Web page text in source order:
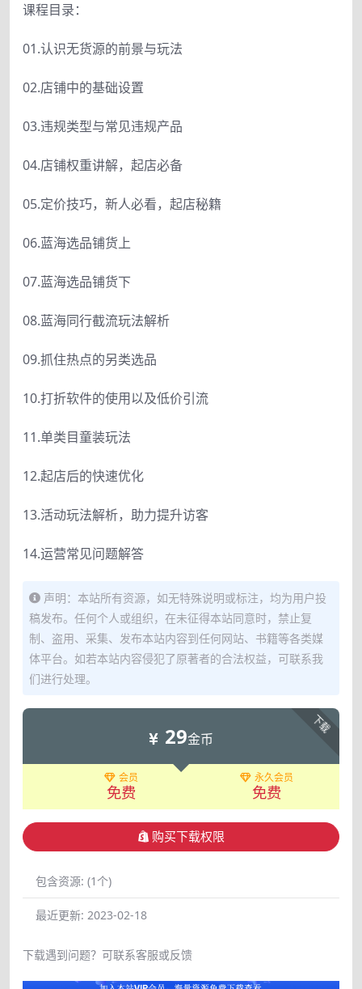
课程目录：
01.认识无货源的前景与玩法
02.店铺中的基础设置
03.违规类型与常见违规产品
04.店铺权重讲解，起店必备
05.定价技巧，新人必看，起店秘籍
06.蓝海选品铺货上
07.蓝海选品铺货下
08.蓝海同行截流玩法解析
09.抓住热点的另类选品
10.打折软件的使用以及低价引流
11.单类目童装玩法
12.起店后的快速优化
13.活动玩法解析，助力提升访客
14.运营常见问题解答
声明：本站所有资源，如无特殊说明或标注，均为用户投
稿发布。任何个人或组织，在未征得本站同意时，禁止复
制、盗用、采集、发布本站内容到任何网站、书籍等各类媒
体平台。如若本站内容侵犯了原著者的合法权益，可联系我
们进行处理。
下载
29金币
会员
免费
永久会员
免费
购买下载权限
包含资源: (1个)
最近更新: 2023-02-18
下载遇到问题？可联系客服或反馈